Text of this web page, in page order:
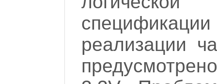
реализации